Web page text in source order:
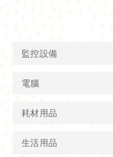
監控設備
電腦
耗材用品
生活用品